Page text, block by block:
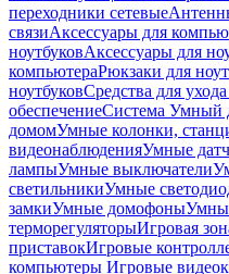
переходники сетевые
связиАксессуары для
ноутбуковАксессуары для
компьютераРюкзаки для
ноутбуковСредства для
обеспечениеСистема Умный
домомУмные колонки,
видеонаблюденияУмные
лампыУмные выключатели
светильникиУмные
замкиУмные домофоны
терморегуляторыИгровая
приставокИгровые
компьютеры Игровые